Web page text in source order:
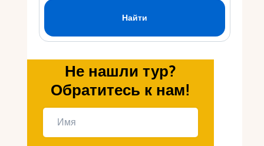
Не нашли тур?
Обратитесь к нам!